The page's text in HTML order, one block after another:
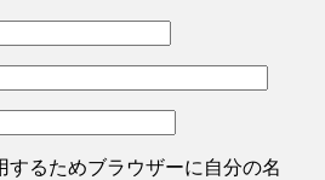
するためブラウザーに自分の名